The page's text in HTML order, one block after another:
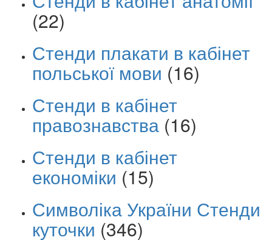
(22)
Стенди плакати в кабінет
польської мови (16)
Стенди в кабінет
правознавства (16)
Стенди в кабінет
економіки (15)
Символіка України Стенди
куточки (346)